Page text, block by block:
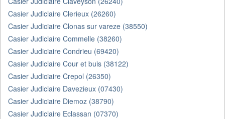
Casier Judiciaire Clerieux (26260)
Casier Judiciaire Clonas sur vareze (38550)
Casier Judiciaire Commelle (38260)
Casier Judiciaire Condrieu (69420)
Casier Judiciaire Cour et buis (38122)
Casier Judiciaire Crepol (26350)
Casier Judiciaire Davezieux (07430)
Casier Judiciaire Diemoz (38790)
Casier Judiciaire Eclassan (07370)